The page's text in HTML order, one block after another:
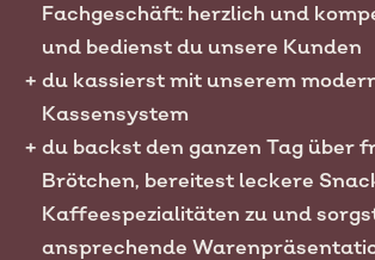
Fachgeschäft: herzlich und
und bedienst du unsere Kunden
du kassierst mit unserem
Kassensystem
du backst den ganzen Tag über
Brötchen, bereitest leckere
Kaffeespezialitäten zu und
ansprechende